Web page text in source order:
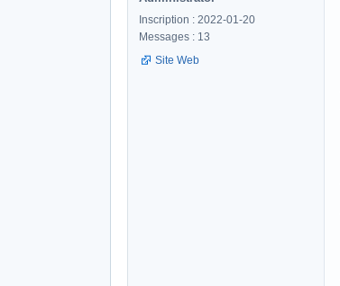
Inscription : 2022-01-20
Messages : 13
Site Web